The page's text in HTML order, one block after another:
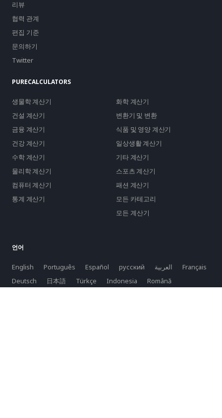
리뷰
협력 관계
편집 기준
문의하기
Twitter
PURECALCULATORS
생물학 계산기
화학 계산기
건설 계산기
변환기 및 변환
금융 계산기
식품 및 영양 계산기
건강 계산기
일상생활 계산기
수학 계산기
기타 계산기
물리학 계산기
스포츠 계산기
컴퓨터 계산기
패션 계산기
통계 계산기
모든 카테고리
모든 계산기
언어
English Português Español русский العربية
Français
Deutsch
日本語 Türkçe Indonesia
Română